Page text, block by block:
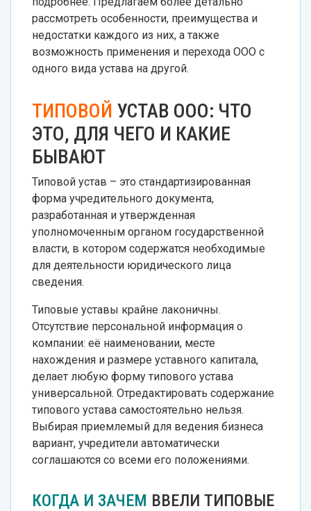
рассмотреть особенности, преимущества и
недостатки каждого из них, а также
возможность применения и перехода ООО с
одного вида устава на другой.
ТИПОВОЙ УСТАВ ООО: ЧТО
ЭТО, ДЛЯ ЧЕГО И КАКИЕ
БЫВАЮТ
Типовой устав – это стандартизированная
форма учредительного документа,
разработанная и утвержденная
уполномоченным органом государственной
власти, в котором содержатся необходимые
для деятельности юридического лица
сведения.
Типовые уставы крайне лаконичны.
Отсутствие персональной информация о
компании: её наименовании, месте
нахождения и размере уставного капитала,
делает любую форму типового устава
универсальной. Отредактировать содержание
типового устава самостоятельно нельзя.
Выбирая приемлемый для ведения бизнеса
вариант, учредители автоматически
соглашаются со всеми его положениями.
КОГДА И ЗАЧЕМ ВВЕЛИ ТИПОВЫЕ